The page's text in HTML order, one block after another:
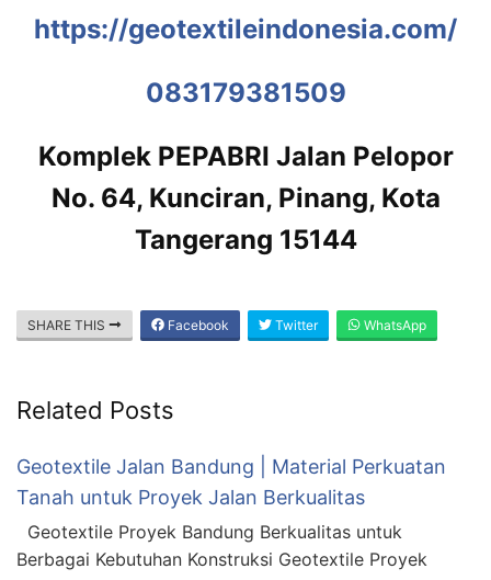
https://geotextileindonesia.com/
083179381509
Komplek PEPABRI Jalan Pelopor
No. 64, Kunciran, Pinang, Kota
Tangerang 15144
SHARE THIS Facebook Twitter WhatsApp
Related Posts
Geotextile Jalan Bandung | Material Perkuatan
Tanah untuk Proyek Jalan Berkualitas
Geotextile Proyek Bandung Berkualitas untuk
Berbagai Kebutuhan Konstruksi Geotextile Proyek